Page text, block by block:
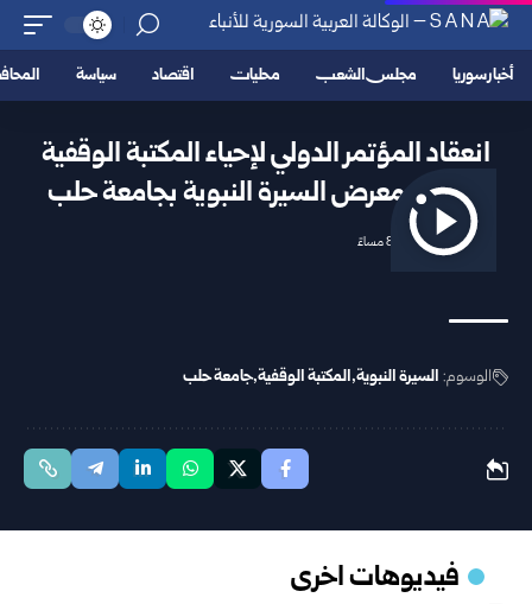
أخبار سوريا مجلس الشعب محليات اقتصاد سياسة
انعقاد المؤتمر الدولي لإحياء المكتبة الوقفية
وافتتاح معرض السيرة النبوية بجامعة حلب
2025/12/02 8:05 مساءً
الوسوم: السيرة النبوية المكتبة الوقفية جامعة حلب
فيديوهات اخرى